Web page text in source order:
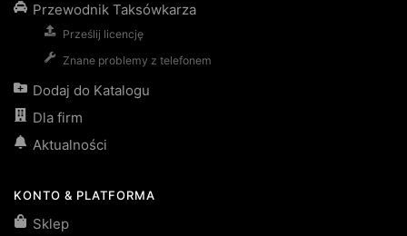
Przewodnik Taksówkarza
Prześlij licencję
Znane problemy z telefonem
Dodaj do Katalogu
Dla firm
Aktualności
KONTO & PLATFORMA
Sklep